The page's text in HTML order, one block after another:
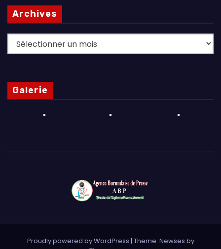
Archives
Archives
Galerie
Proudly powered by WordPress | Theme: Newses by